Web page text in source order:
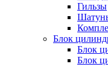
Гильзы
Блок
Блок
Блок